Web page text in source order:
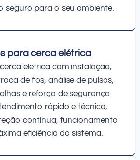
seguro para o seu ambiente.
para cerca elétrica
elétrica com instalação,
de fios, análise de pulsos,
e reforço de segurança
rápido e técnico,
contínua, funcionamento
eficiência do sistema.